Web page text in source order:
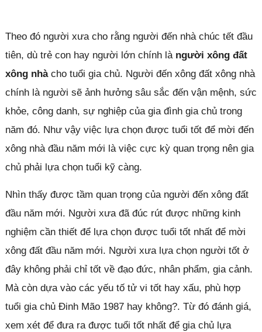
Theo đó người xưa cho rằng người đến nhà chúc tết đầu
tiên, dù trẻ con hay người lớn chính là người xông đất
xông nhàcho tuổi gia chủ. Người đến xông đất xông nhà
chính là người sẽ ảnh hưởng sâu sắc đến vận mệnh, sức
khỏe, công danh, sự nghiệp của gia đình gia chủ trong
năm đó. Như vậy việc lựa chọn được tuổi tốt để mời đến
xông nhà đầu năm mới là việc cực kỳ quan trọng nên gia
chủ phải lựa chọn tuổi kỹ càng.
Nhìn thấy được tầm quan trọng của người đến xông đất
đầu năm mới. Người xưa đã đúc rút được những kinh
nghiệm cần thiết để lựa chọn được tuổi tốt nhất để mời
xông đất đầu năm mới. Người xưa lựa chọn người tốt ở
đây không phải chỉ tốt về đạo đức, nhân phẩm, gia cảnh.
Mà còn dựa vào các yếu tố tử vi tốt hay xấu, phù hợp
tuổi gia chủ Đinh Mão 1987 hay không?. Từ đó đánh giá,
xem xét để đưa ra được tuổi tốt nhất để gia chủ lựa